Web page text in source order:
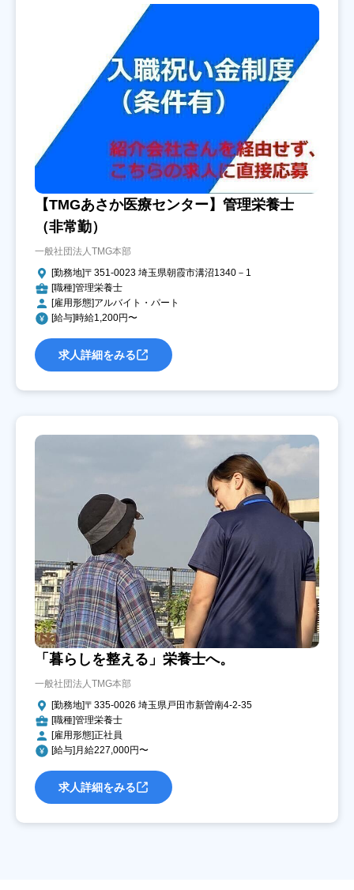
【TMGあさか医療センター】管理栄養士
（非常勤）
一般社団法人TMG本部
[勤務地]〒351-0023 埼玉県朝霞市溝沼1340－1
[職種]管理栄養士
[雇用形態]アルバイト・パート
[給与]時給1,200円〜
求人詳細をみる
「暮らしを整える」栄養士へ。
一般社団法人TMG本部
[勤務地]〒335-0026 埼玉県戸田市新曽南4-2-35
[職種]管理栄養士
[雇用形態]正社員
[給与]月給227,000円〜
求人詳細をみる